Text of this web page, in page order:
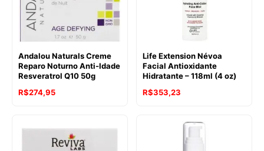
Andalou Naturals Creme
Reparo Noturno Anti-Idade
Resveratrol Q10 50g
R$274,95
Life Extension Névoa
Facial Antioxidante
Hidratante – 118ml (4 oz)
R$353,23